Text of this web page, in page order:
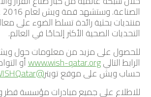
منتديات بحثية رائدة تسلط الضوء على
التحديات الصحية الأكثر إلحاحًا في العالم.
للحصول على مزيد من معلومات حول
الرابط التاليwww.wish-qatar.orgأو
حساب ويش على موقع تويتر@WISHQatar
للاطلاع على جميع مبادرات مؤسسة قطر